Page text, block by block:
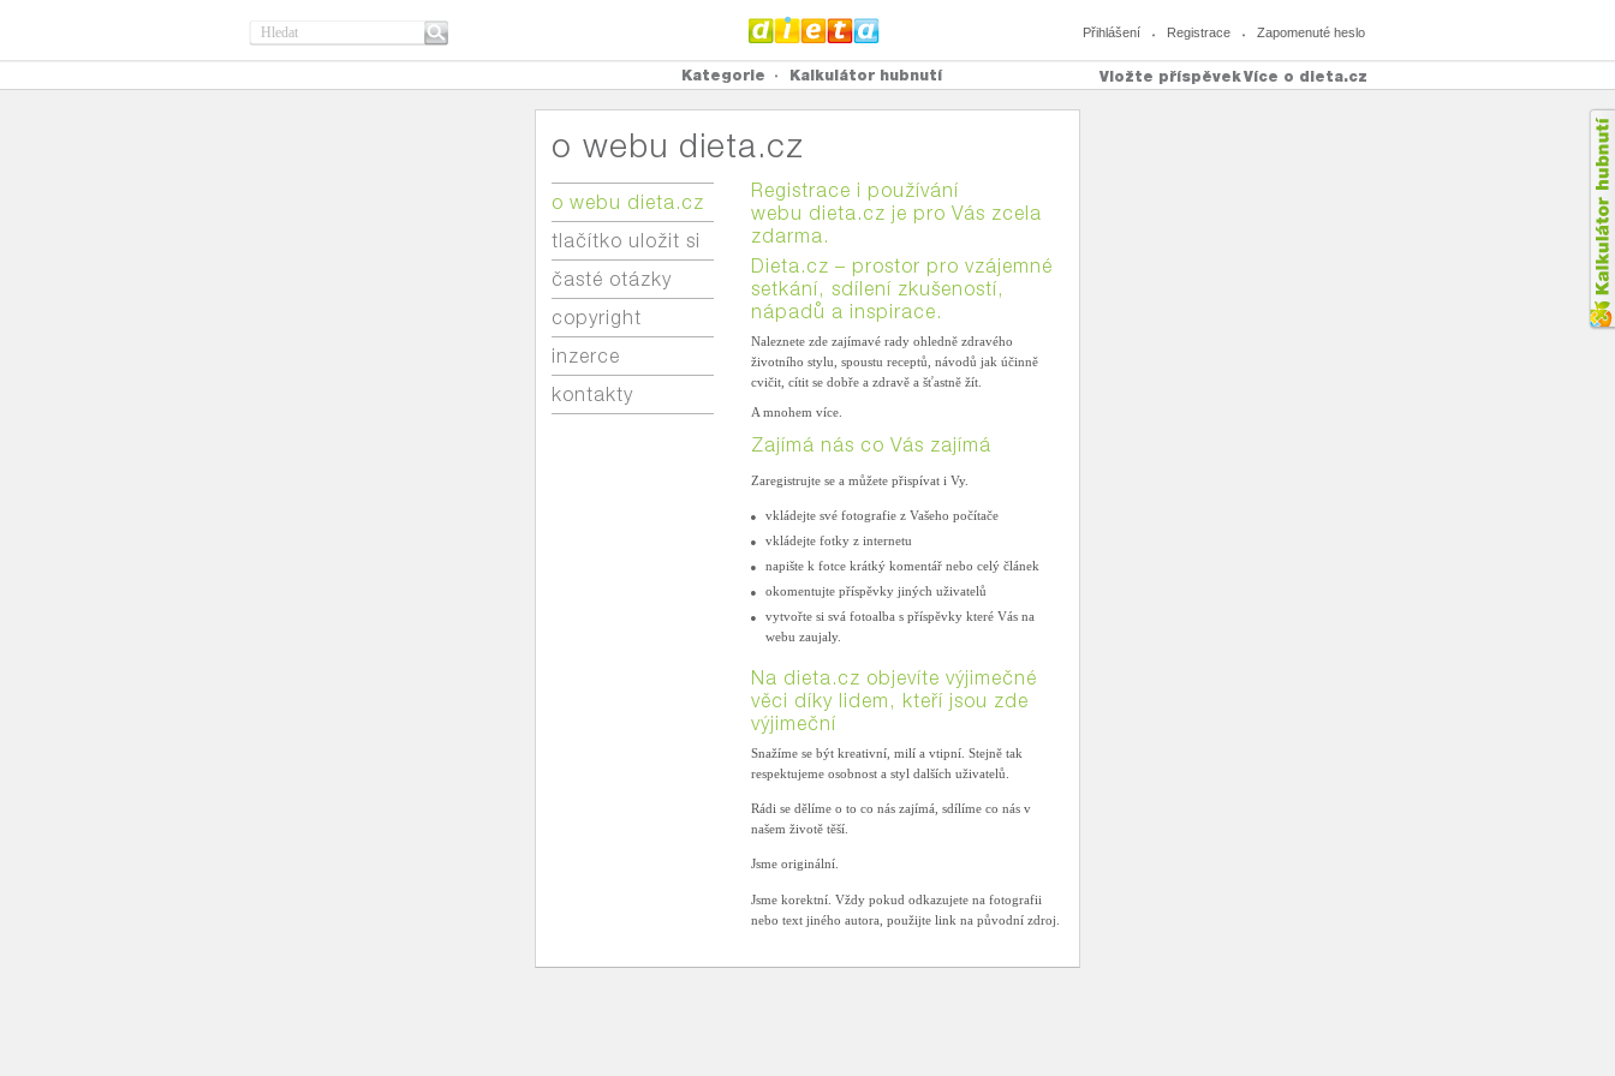
Přihlášení Registrace Zapomenuté heslo
Kategorie Kalkulátor hubnutí Více o dieta.cz
Vložte příspěvek
o webu dieta.cz
o webu dieta.cz
tlačítko uložit si
časté otázky
copyright
inzerce
kontakty
Registrace i používání
webu dieta.cz je pro Vás zcela
zdarma.
Dieta.cz – prostor pro vzájemné
setkání, sdílení zkušeností,
nápadů a inspirace.
Naleznete zde zajímavé rady ohledně zdravého
životního stylu, spoustu receptů, návodů jak účinně
cvičit, cítit se dobře a zdravě a šťastně žít.
A mnohem více.
Zajímá nás co Vás zajímá
Zaregistrujte se a můžete přispívat i Vy.
vkládejte své fotografie z Vašeho počítače
vkládejte fotky z internetu
napište k fotce krátký komentář nebo celý článek
okomentujte příspěvky jiných uživatelů
vytvořte si svá fotoalba s příspěvky které Vás na
webu zaujaly.
Na dieta.cz objevíte výjimečné
věci díky lidem, kteří jsou zde
výjimeční
Snažíme se být kreativní, milí a vtipní. Stejně tak
respektujeme osobnost a styl dalších uživatelů.
Rádi se dělíme o to co nás zajímá, sdílíme co nás v
našem životě těší.
Jsme originální.
Jsme korektní. Vždy pokud odkazujete na fotografii
nebo text jiného autora, použijte link na původní zdroj.